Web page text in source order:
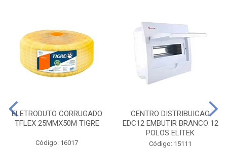
ELETRODUTO CORRUGADO
TFLEX 25MMX50M TIGRE
Código: 16017
CENTRO DISTRIBUICAO
EDC12 EMBUTIR BRANCO 12
POLOS ELITEK
Código: 15111